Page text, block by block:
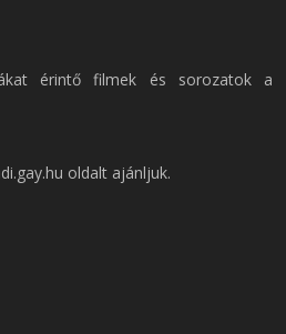
érintő filmek és sorozatok a
oldalt ajánljuk.